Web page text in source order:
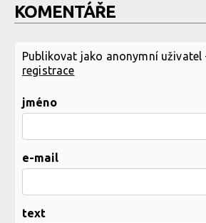
KOMENTÁŘE
Publikovat jako anonymní uživatel
registrace
jméno
e-mail
text